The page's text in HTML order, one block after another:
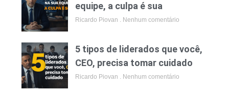
equipe, a culpa é sua
Ricardo Piovan Nenhum comentário
5 tipos de liderados que você,
CEO, precisa tomar cuidado
Ricardo Piovan Nenhum comentário